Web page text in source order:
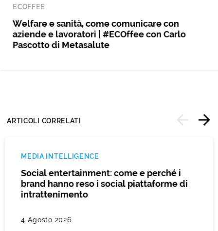
ECOFFEE
Welfare e sanità, come comunicare con
aziende e lavoratori | #ECOffee con Carlo
Pascotto di Metasalute
ARTICOLI CORRELATI
MEDIA INTELLIGENCE
Social entertainment: come e perché i
brand hanno reso i social piattaforme di
intrattenimento
4 Agosto 2026